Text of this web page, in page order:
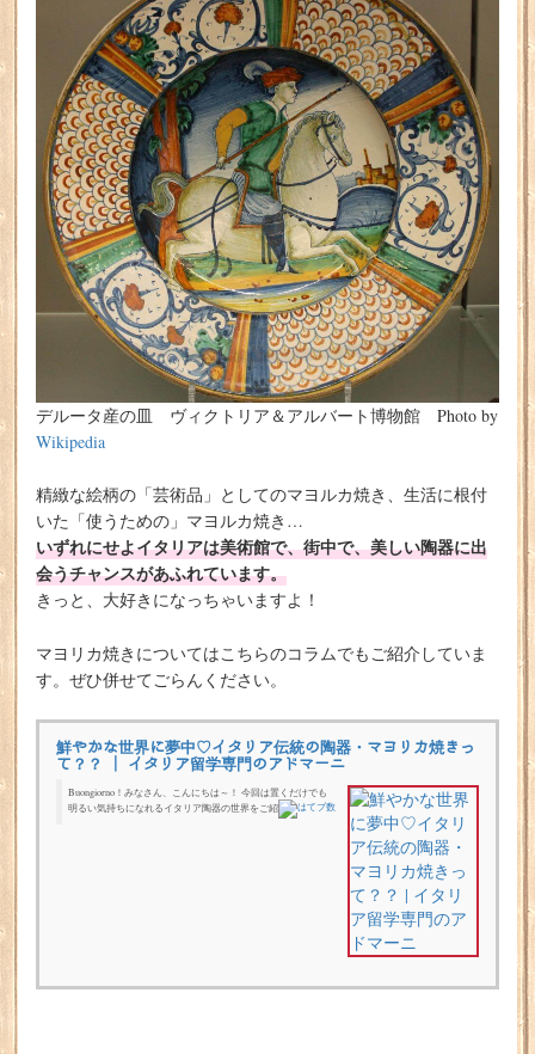
デルータ産の皿 ヴィクトリア＆アルバート博物館 Photo by
Wikipedia
精緻な絵柄の「芸術品」としてのマヨルカ焼き、生活に根付
いた「使うための」マヨルカ焼き…
いずれにせよイタリアは美術館で、街中で、美しい陶器に出
会うチャンスがあふれています。
きっと、大好きになっちゃいますよ！
マヨリカ焼きについてはこちらのコラムでもご紹介していま
す。ぜひ併せてごらんください。
鮮やかな世界に夢中♡イタリア伝統の陶器・マヨリカ焼きっ
て？？ | イタリア留学専門のアドマーニ
Buongiorno！みなさん、こんにちは～！ 今回は置くだけでも
明るい気持ちになれるイタリア陶器の世界をご紹